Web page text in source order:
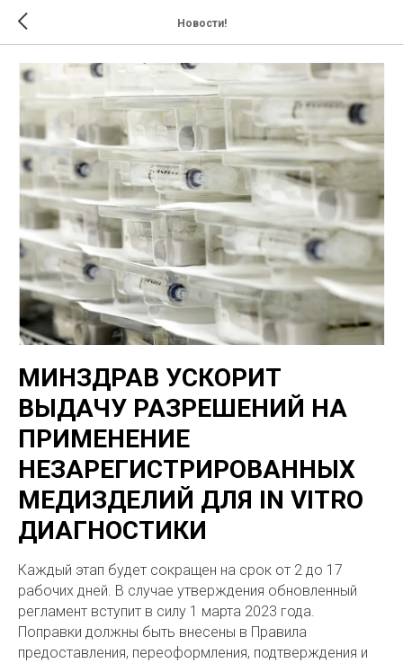
Новости!
МИНЗДРАВ УСКОРИТ
ВЫДАЧУ РАЗРЕШЕНИЙ НА
ПРИМЕНЕНИЕ
НЕЗАРЕГИСТРИРОВАННЫХ
МЕДИЗДЕЛИЙ ДЛЯ IN VITRO
ДИАГНОСТИКИ
Каждый этап будет сокращен на срок от 2 до 17
рабочих дней. В случае утверждения обновленный
регламент вступит в силу 1 марта 2023 года.
Поправки должны быть внесены в Правила
предоставления, переоформления, подтверждения и